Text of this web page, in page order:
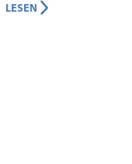
LESEN